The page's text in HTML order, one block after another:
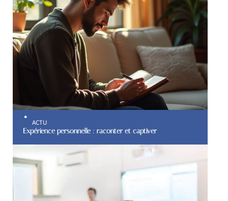
ACTU
Expérience personnelle : raconter et captiver